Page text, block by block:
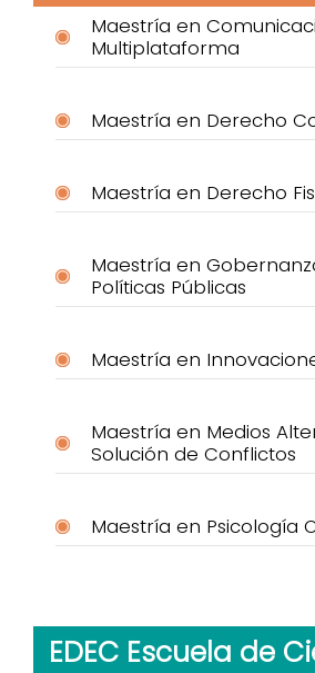
Maestría en
Multiplataforma
Maestría en Derecho
Maestría en Derecho
Maestría en
Políticas Públicas
Maestría en
Maestría en Medios
Solución de Conflictos
Maestría en Psicología
EDEC Escuela de